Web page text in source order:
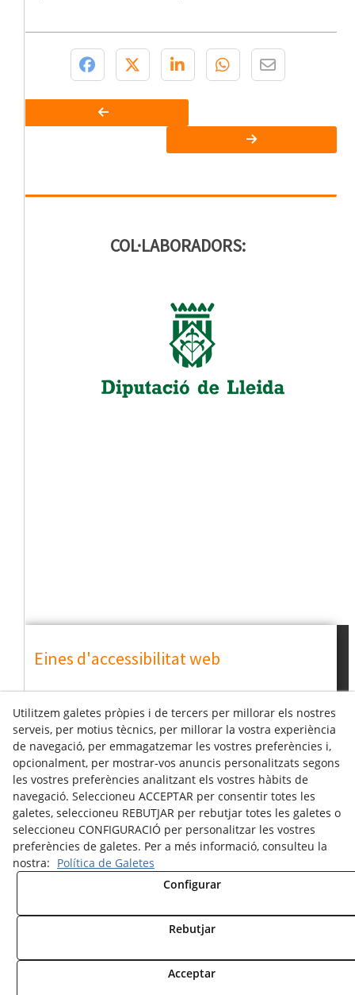
COL·LABORADORS:
Eines d'accessibilitat web
Contrast Afegir
Avís Legal
Política Cookies
Política de Privacitat
Política de Donacions
Canal denúncies
DISCAPACITATS FÍSICS DE LLEIDA (ASPID) - Tots els
drets reservats.
Utilitzem galetes pròpies i de tercers per millorar els nostres
serveis, per motius tècnics, per millorar la vostra experiència
de navegació, per emmagatzemar les vostres preferències i,
opcionalment, per mostrar-vos anuncis personalitzats segons
les vostres preferències analitzant els vostres hàbits de
navegació. Seleccioneu ACCEPTAR per consentir totes les
galetes, seleccioneu REBUTJAR per rebutjar totes les galetes o
seleccioneu CONFIGURACIÓ per personalitzar les vostres
preferències de galetes. Per a més informació, consulteu la
nostra: Política de Galetes
Configurar
Rebutjar
Acceptar